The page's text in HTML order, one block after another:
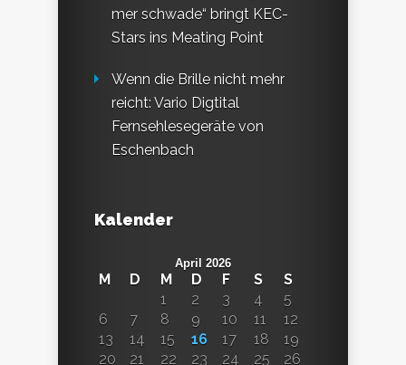
mer schwade“ bringt KEC-
Stars ins Meating Point
Wenn die Brille nicht mehr
reicht: Vario Digtital
Fernsehlesegeräte von
Eschenbach
Kalender
April 2026
M D M D F S
S
1
2 3 4
5
6
7 8 9 10 11
12
13
14 15 16 17 18
19
20
21 22 23 24 25 26